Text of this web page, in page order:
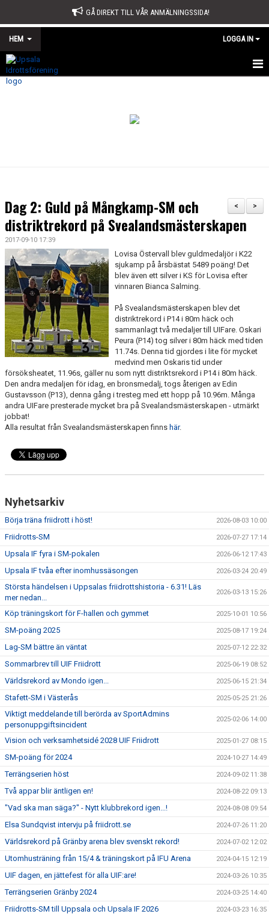
GÅ DIREKT TILL VÅR ANMÄLNINGSSIDA!
HEM LOGGA IN
START
ÅRSMÖTE
ÅRSBERÄTTELSE OCH VERKSAMHETSPLAN
BÖRJA TRÄNA FRIIDROTT
FAQ
MEDLEMSINFO
ARRANGEMANG
FUNKTIONÄRSINFO
RESULTAT
SOMMARFRIIDROTTSSKOLAN
STATISTIK
>
<
Dag 2: Guld på Mångkamp-SM och
distriktrekord på Svealandsmästerskapen
2017-09-10 17:39
Lovisa Östervall blev guldmedaljör i K22
sjukamp på årsbästat 5489 poäng! Det
blev även ett silver i KS för Lovisa efter
vinnaren Bianca Salming.
På Svealandsmästerskapen blev det
distriktrekord i P14 i 80m häck och
sammanlagt två medaljer till UIFare. Oskari
Peura (P14) tog silver i 80m häck med tiden
11.74s. Denna tid gjordes i lite för mycket
medvind men Oskaris tid under
försöksheatet, 11.96s, gäller nu som nytt distriktsrekord i P14 i 80m häck.
Den andra medaljen för idag, en bronsmedalj, togs återigen av Edin
Gustavsson (P13), denna gång i tresteg med ett hopp på 10.96m. Många
andra UIFare presterade mycket bra på Svealandsmästerskapen - utmärkt
jobbat!
Alla resultat från Svealandsmästerskapen finns här.
Nyhetsarkiv
Börja träna friidrott i höst! 2026-08-03 10:00
Friidrotts-SM 2026-07-27 17:14
Upsala IF fyra i SM-pokalen 2026-06-12 17:43
Upsala IF tvåa efter inomhussäsongen 2026-03-24 20:49
Största händelsen i Uppsalas friidrottshistoria - 6.31! Läs
mer nedan...
2026-03-13 15:26
Köp träningskort för F-hallen och gymmet 2025-10-01 10:56
SM-poäng 2025 2025-08-17 19:24
Lag-SM bättre än väntat 2025-07-12 22:32
Sommarbrev till UIF Friidrott 2025-06-19 08:52
Världsrekord av Mondo igen... 2025-06-15 21:34
Stafett-SM i Västerås 2025-05-25 21:26
Viktigt meddelande till berörda av SportAdmins
personuppgiftsincident
2025-02-06 14:00
Vision och verksamhetsidé 2028 UIF Friidrott 2025-01-27 08:15
SM-poäng för 2024 2024-10-27 14:49
Terrängserien höst 2024-09-02 11:38
Två appar blir äntligen en! 2024-08-22 09:13
"Vad ska man säga?" - Nytt klubbrekord igen...! 2024-08-08 09:54
Elsa Sundqvist intervju på friidrott.se 2024-07-26 11:20
Världsrekord på Gränby arena blev svenskt rekord! 2024-07-02 12:02
Utomhusträning från 15/4 & träningskort på IFU Arena 2024-04-15 12:19
UIF dagen, en jättefest för alla UIF:are! 2024-03-26 10:35
Terrängserien Gränby 2024 2024-03-25 14:40
Friidrotts-SM till Uppsala och Upsala IF 2026 2024-03-23 16:35